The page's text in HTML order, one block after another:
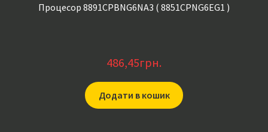
Процесор 8891CPBNG6NA3 ( 8851CPNG6EG1 )
486,45грн.
Додати в кошик